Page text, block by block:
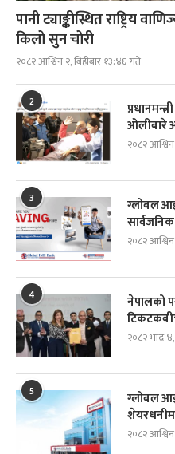
पानी ट्याङ्कीस्थित राष्ट्रिय
किलो सुन चोरी
२०८२ आश्विन २, बिहीबार १३:४६ गते
2
ओलीबारे
२०८२
3
ग्लोबल
सार्वजनिक
२०८२
4
नेपालको
२०८२ भाद्र
5
ग्लोबल
२०८२